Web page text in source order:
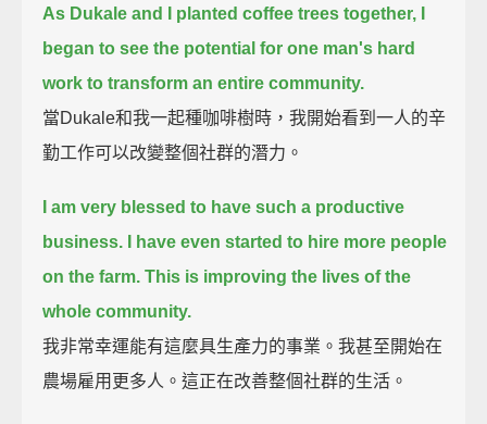
As Dukale and I planted coffee trees together, I
began to see the potential for one man's hard
work to transform an entire community.
當Dukale和我一起種咖啡樹時，我開始看到一人的辛
勤工作可以改變整個社群的潛力。
I am very blessed to have such a productive
business.
I have even started to hire more people
on the farm. This is improving the lives of the
whole community.
我非常幸運能有這麼具生產力的事業。我甚至開始在
農場雇用更多人。這正在改善整個社群的生活。